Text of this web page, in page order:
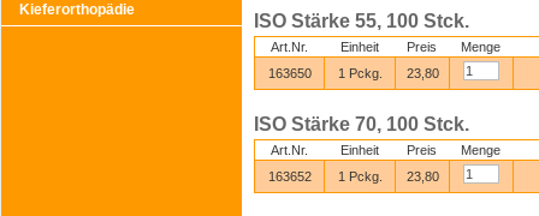
Kieferorthopädie
ISO Stärke 55, 100 Stck.
Art.Nr. Einheit Preis
Menge
163650
1 Pckg. 23,80
ISO Stärke 70, 100 Stck.
Art.Nr. Einheit Preis
Menge
163652
1 Pckg. 23,80